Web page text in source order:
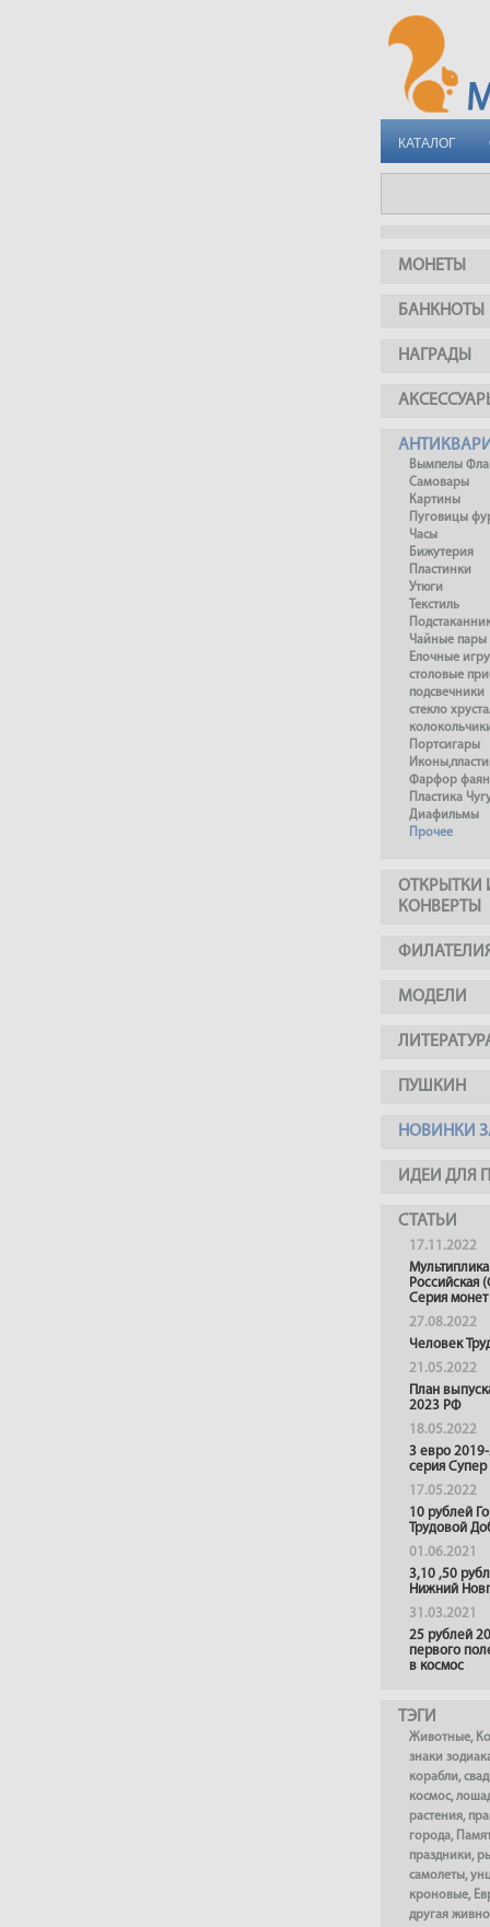
КАТАЛОГ
МОНЕТЫ
БАНКНОТЫ
НАГРАДЫ
Вымпелы
Самовары
Картины
Пуговицы
Часы
Бижутерия
Пластинки
Утюги
Текстиль
Чайные пары
Елочные
столовые
подсвечники
стекло
Портсигары
Фарфор
Пластика
Диафильмы
Прочее
ОТКРЫТКИ
КОНВЕРТЫ
МОДЕЛИ
ПУШКИН
НОВИНКИ
ИДЕИ ДЛЯ
СТАТЬИ
17.11.2022
Российская
Серия монет
27.08.2022
Человек
21.05.2022
План
2023 РФ
18.05.2022
3 евро
серия
17.05.2022
10 рублей
Трудовой
01.06.2021
3,10 ,50
Нижний
31.03.2021
25 рублей
первого
в космос
ТЭГИ
Животные,
знаки
корабли,
космос,
растения,
города,
праздники,
самолеты,
кроновые,
другая